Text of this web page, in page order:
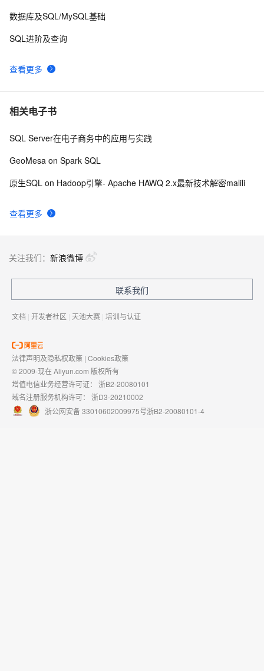
查看更多
数据库及SQL/MySQL基础
SQL进阶及查询
相关电子书
查看更多
SQL Server在电子商务中的应用与实践
GeoMesa on Spark SQL
原生SQL on Hadoop引擎- Apache HAWQ 2.x最新技术解密malili
关注我们： 新浪微博
联系我们
文档 | 开发者社区 | 天池大赛 | 培训与认证
法律声明及隐私权政策 | Cookies政策
© 2009-现在 Aliyun.com 版权所有
增值电信业务经营许可证： 浙B2-20080101
域名注册服务机构许可： 浙D3-20210002
浙公网安备 33010602009975号浙B2-20080101-4